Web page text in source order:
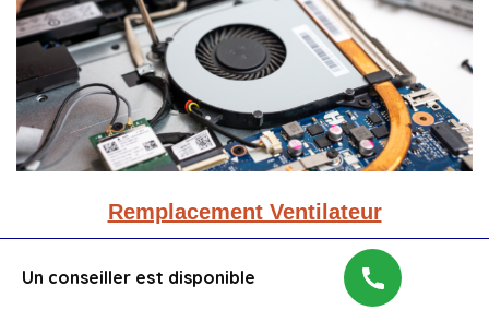
Un conseiller est disponible
Remplacement Ventilateur
À partir de 45 €